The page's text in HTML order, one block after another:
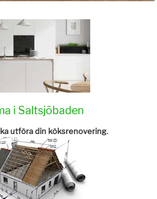
i Saltsjöbaden
utföra din köksrenovering.